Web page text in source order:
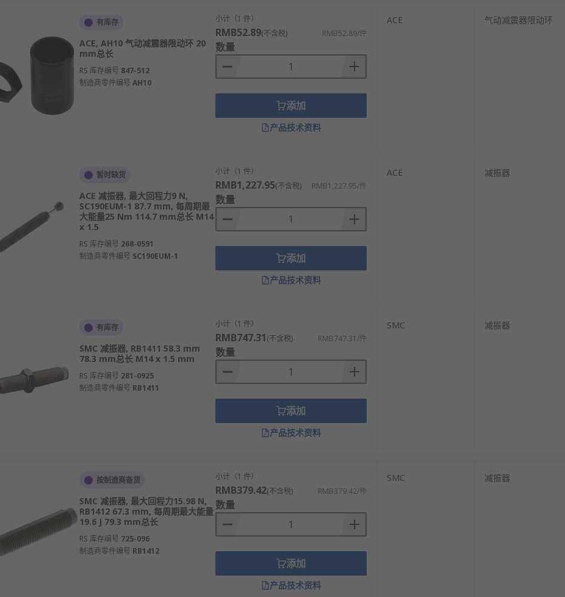
有库存
ACE, AH10 气动减震器限动环 20
mm总长
RS 库存编号 847-512
制造商零件编号 AH10
小计（1 件）
RMB52.89(不含税) RMB52.89/件
数量
添加
产品技术资料
ACE 气动减震器限动环
暂时缺货
ACE 减振器, 最大回程力9 N,
SC190EUM-1 87.7 mm, 每周期最
大能量25 Nm 114.7 mm总长 M14
x 1.5
RS 库存编号 268-0591
制造商零件编号 SC190EUM-1
小计（1 件）
RMB1,227.95(不含税) RMB1,227.95/件
数量
添加
产品技术资料
ACE 减振器
有库存
SMC 减振器, RB1411 58.3 mm
78.3 mm总长 M14 x 1.5 mm
RS 库存编号 281-0925
制造商零件编号 RB1411
小计（1 件）
RMB747.31(不含税) RMB747.31/件
数量
添加
产品技术资料
SMC 减振器
按制造商备货
SMC 减振器, 最大回程力15.98 N,
RB1412 67.3 mm, 每周期最大能量
19.6 J 79.3 mm总长
RS 库存编号 725-096
制造商零件编号 RB1412
小计（1 件）
RMB379.42(不含税) RMB379.42/件
数量
添加
产品技术资料
SMC 减振器